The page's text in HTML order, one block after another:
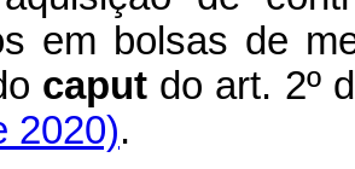
em bolsas de
caput do art. 2º
2020).